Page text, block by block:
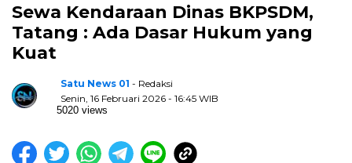
Sewa Kendaraan Dinas BKPSDM,
Tatang : Ada Dasar Hukum yang
Kuat
Satu News 01 - Redaksi
Senin, 16 Februari 2026 - 16:45 WIB
5020 views